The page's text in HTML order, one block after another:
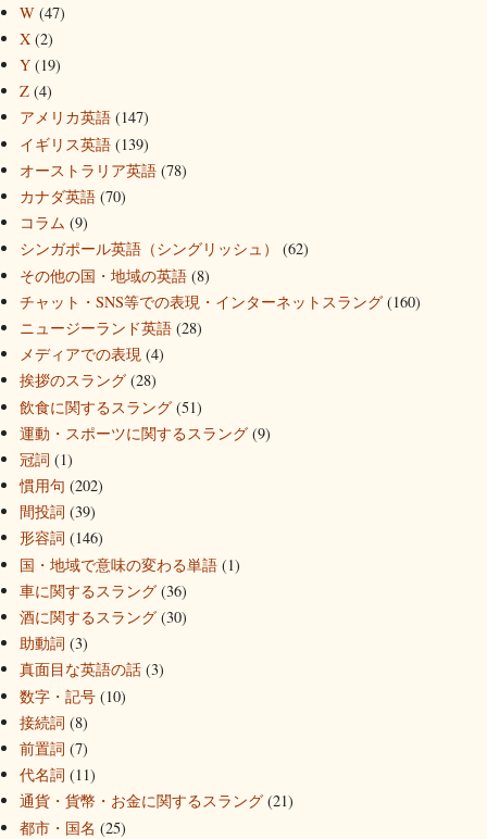
W (47)
X (2)
Y (19)
Z (4)
アメリカ英語 (147)
イギリス英語 (139)
オーストラリア英語 (78)
カナダ英語 (70)
コラム (9)
シンガポール英語（シングリッシュ）
(62)
その他の国・地域の英語 (8)
チャット・SNS等での表現・インターネットスラング (160)
ニュージーランド英語 (28)
メディアでの表現 (4)
挨拶のスラング (28)
飲食に関するスラング (51)
運動・スポーツに関するスラング (9)
冠詞 (1)
慣用句 (202)
間投詞 (39)
形容詞 (146)
国・地域で意味の変わる単語 (1)
車に関するスラング (36)
酒に関するスラング (30)
助動詞 (3)
真面目な英語の話 (3)
数字・記号 (10)
接続詞 (8)
前置詞 (7)
代名詞 (11)
通貨・貨幣・お金に関するスラング (21)
都市・国名 (25)